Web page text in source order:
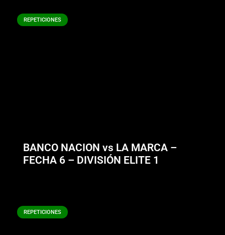
REPETICIONES
BANCO NACION vs LA MARCA –
FECHA 6 – DIVISIÓN ELITE 1
REPETICIONES